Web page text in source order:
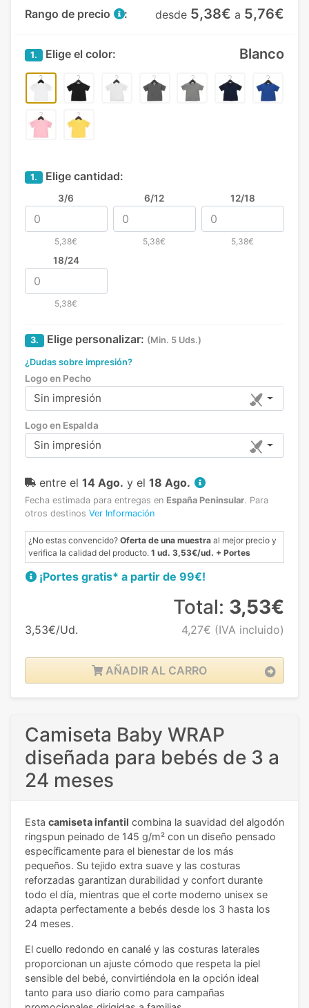
Rango de precio
: desde 5,38€ a 5,76€
1. Elige el color: Blanco
1. Elige cantidad:
3/6
5,38€
6/12
5,38€
12/18
5,38€
18/24
5,38€
3. Elige personalizar: (Min. 5 Uds.)
¿Dudas sobre impresión?
Logo en Pecho
Sin impresión
Logo en Espalda
Sin impresión
entre el 14 Ago. y el 18 Ago.
Fecha estimada para entregas en España Peninsular. Para
otros destinos Ver Información
¿No estas convencido? Oferta de una muestra al mejor precio y
verifica la calidad del producto. 1 ud. 3,53€/ud. + Portes
¡Portes gratis* a partir de 99€!
3,53€/Ud.
Total: 3,53€
4,27€ (IVA incluido)
AÑADIR AL CARRO
Camiseta Baby WRAP
diseñada para bebés de 3 a
24 meses
Esta camiseta infantil combina la suavidad del algodón
ringspun peinado de 145 g/m² con un diseño pensado
específicamente para el bienestar de los más
pequeños. Su tejido extra suave y las costuras
reforzadas garantizan durabilidad y confort durante
todo el día, mientras que el corte moderno unisex se
adapta perfectamente a bebés desde los 3 hasta los
24 meses.
El cuello redondo en canalé y las costuras laterales
proporcionan un ajuste cómodo que respeta la piel
sensible del bebé, convirtiéndola en la opción ideal
tanto para uso diario como para campañas